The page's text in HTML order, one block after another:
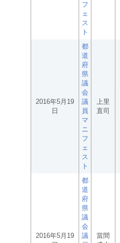
フ
ェ
ス
ト
2016年5月19
日
都
道
府
県
議
会
議
員
マ
ニ
フ
ェ
ス
ト
上里
直司
2016年5月19
都
道
府
県
議
会
議
當間